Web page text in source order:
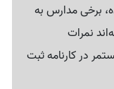
برخی مدارس به
نمرات
در کارنامه ثبت